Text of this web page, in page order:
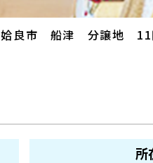
姶良市 船津 分譲地
所